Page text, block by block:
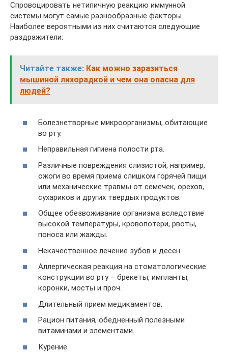
Спровоцировать нетипичную реакцию иммунной
системы могут самые разнообразные факторы.
Наиболее вероятными из них считаются следующие
раздражители:
Читайте также: Как можно заразиться
мышиной лихорадкой и чем она опасна для
людей?
Болезнетворные микроорганизмы, обитающие
во рту.
Неправильная гигиена полости рта.
Различные повреждения слизистой, например,
ожоги во время приема слишком горячей пищи
или механические травмы от семечек, орехов,
сухариков и других твердых продуктов.
Общее обезвоживание организма вследствие
высокой температуры, кровопотери, рвоты,
поноса или жажды.
Некачественное лечение зубов и десен.
Аллергическая реакция на стоматологические
конструкции во рту – брекеты, импланты,
коронки, мосты и проч.
Длительный прием медикаментов.
Рацион питания, обедненный полезными
витаминами и элементами.
Курение.